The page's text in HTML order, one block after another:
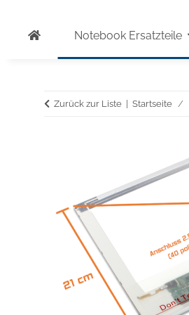
Notebook Ersatzteile
Zurück zur Liste Startseite